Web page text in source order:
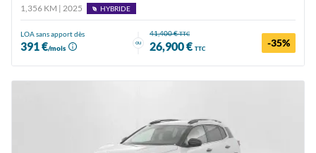
1,356 KM | 2025
HYBRIDE
LOA sans apport dès
391 €/mois
ou
41,400 €TTC
26,900 € TTC -35%